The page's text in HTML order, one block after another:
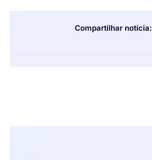
Compartilhar notícia: